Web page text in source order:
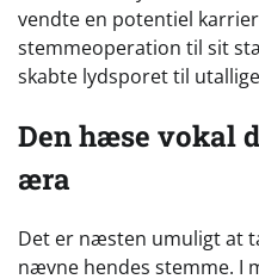
vendte en potentiel
stemmeoperation til sit
skabte lydsporet til
Den hæse vokal
æra
Det er næsten umuligt at
nævne hendes stemme. I